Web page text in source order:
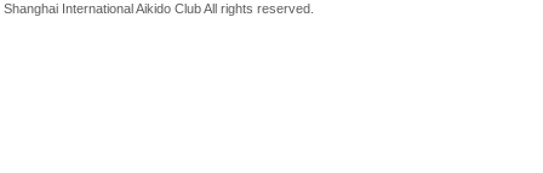
Shanghai International Aikido Club All rights reserved.